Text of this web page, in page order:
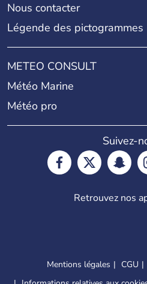
Nous contacter
Légende des pictogrammes
METEO CONSULT
Météo Marine
Météo pro
Suivez-
Retrouvez nos
Mentions légales CGU